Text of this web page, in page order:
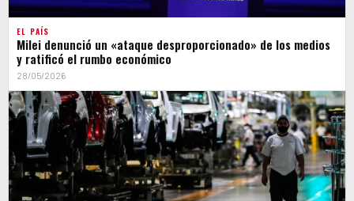
EL PAÍS
Milei denunció un «ataque desproporcionado» de los medios
y ratificó el rumbo económico
28/05/2026